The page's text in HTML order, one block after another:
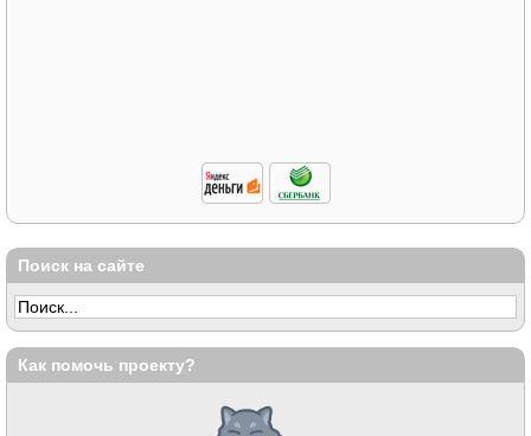
Поиск на сайте
Как помочь проекту?